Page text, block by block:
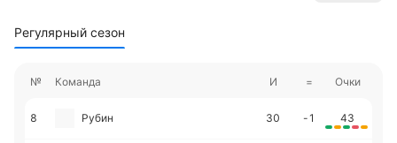
Регулярный сезон
№ Команда И = Очки
8 Рубин 30 -1 43